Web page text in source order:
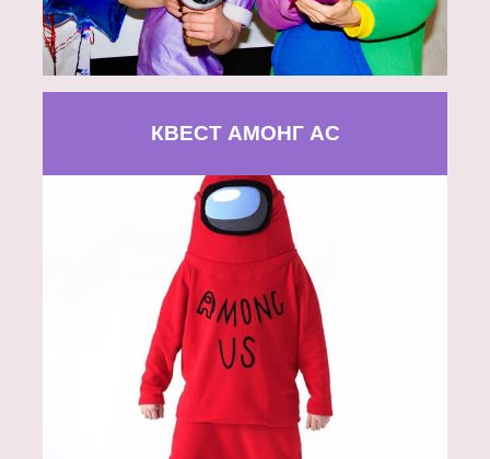
КВЕСТ АМОНГ АС